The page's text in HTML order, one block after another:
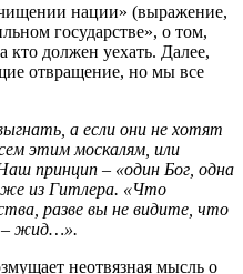
нации» (выражение,
государстве», о том,
кто должен уехать. Далее,
отвращение, но мы все
а если они не хотят
этим москалям, или
принцип – «один Бог, одна
из Гитлера. «Что
разве вы не видите, что
– жид…».
неотвязная мысль о